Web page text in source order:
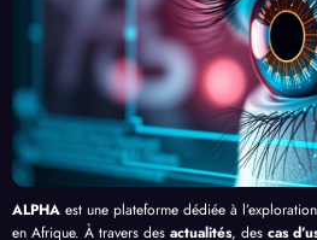
ALPHA est une plateforme dédiée à
en Afrique. À travers des actualités, des cas